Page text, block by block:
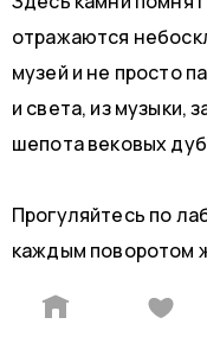
отражаются
музей и не просто
и света, из музыки,
шепота вековых
Прогуляйтесь по
каждым поворотом
Прикоснитесь к
забвение.
Адрес на карте